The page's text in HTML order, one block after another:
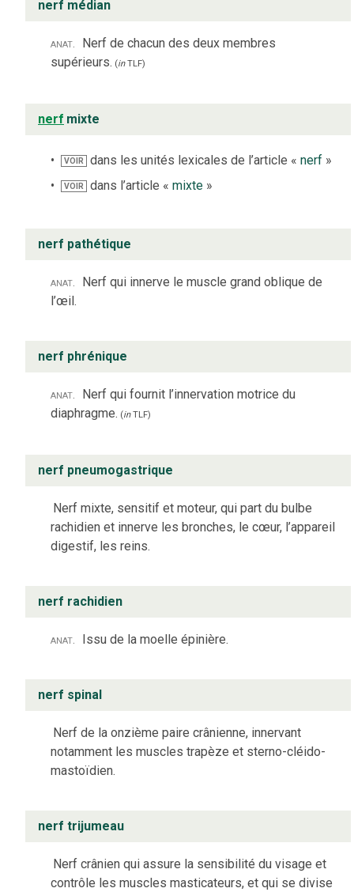
nerf médian
anat. Nerf de chacun des deux membres
supérieurs. (inTLF)
nerf mixte
VOIR dans les unités lexicales de l’article «nerf »
VOIR dans l’article «mixte »
nerf pathétique
anat. Nerf qui innerve le muscle grand oblique de
l’œil.
nerf phrénique
anat. Nerf qui fournit l’innervation motrice du
diaphragme. (inTLF)
nerf pneumogastrique
Nerf mixte, sensitif et moteur, qui part du bulbe
rachidien et innerve les bronches, le cœur, l’appareil
digestif, les reins.
nerf rachidien
anat. Issu de la moelle épinière.
nerf spinal
Nerf de la onzième paire crânienne, innervant
notamment les muscles trapèze et sterno-cléido-
mastoïdien.
nerf trijumeau
Nerf crânien qui assure la sensibilité du visage et
contrôle les muscles masticateurs, et qui se divise